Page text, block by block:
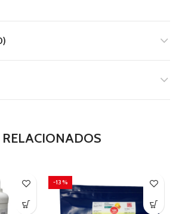
-13%